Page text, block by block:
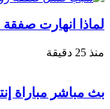
انهارت صفقة
مباراة إنتر